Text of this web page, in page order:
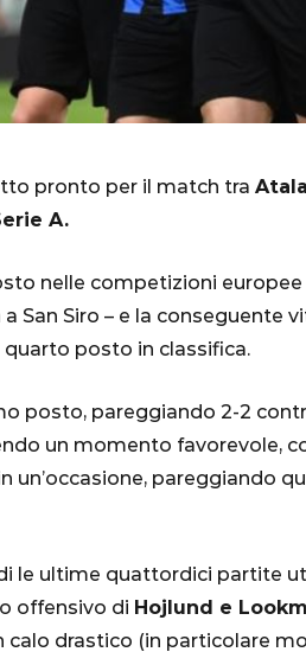
pronto per il match tra
A.
nelle competizioni
a San Siro – e la conseguente
quarto posto in classifica.
posto, pareggiando 2-2
un momento favorevole,
un’occasione, pareggiando
le ultime quattordici partite
offensivo di Hojlund e
drastico (in particolare
Pensa